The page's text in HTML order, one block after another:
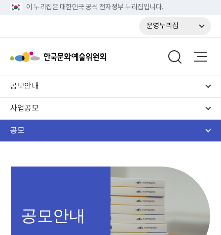
이 누리집은 대한민국 공식 전자정부 누리집입니다.
운영누리집
공모안내
사업공모
공모
공모안내